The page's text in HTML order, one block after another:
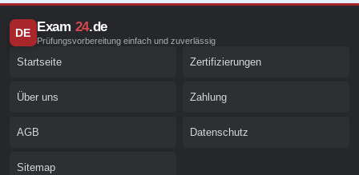
DE Exam 24.de
Prüfungsvorbereitung einfach und zuverlässig
Startseite Zertifizierungen
Über uns Zahlung
AGB Datenschutz
Sitemap